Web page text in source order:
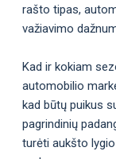
rašto tipas,
važiavimo
Kad ir kokiam
automobilio
kad būtų puikus
pagrindinių
turėti aukšto